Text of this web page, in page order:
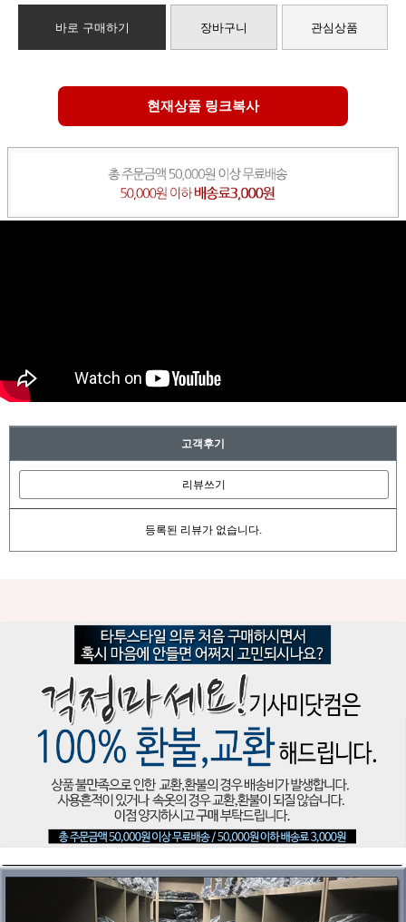
바로 구매하기 장바구니 관심상품
현재상품 링크복사
고객후기
리뷰쓰기
등록된 리뷰가 없습니다.